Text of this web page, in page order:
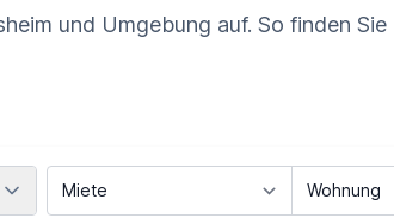
und Umgebung auf. So finden